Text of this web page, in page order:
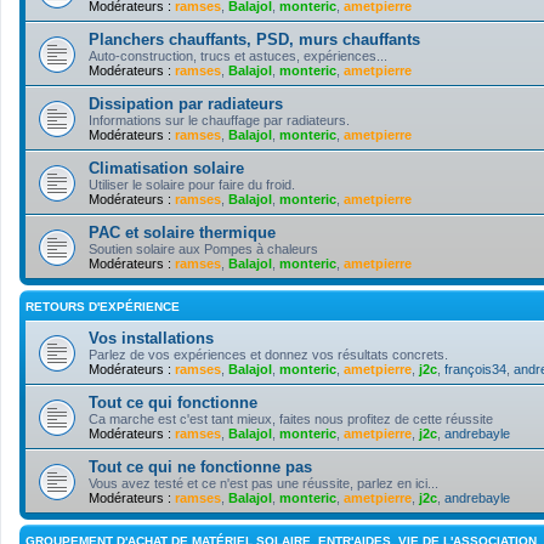
Modérateurs : ramses Balajol monteric ametpierre
Planchers chauffants, PSD, murs chauffants
Auto-construction, trucs et astuces, expériences...
Modérateurs : ramses Balajol monteric ametpierre
Dissipation par radiateurs
Informations sur le chauffage par radiateurs.
Modérateurs : ramses Balajol monteric ametpierre
Climatisation solaire
Utiliser le solaire pour faire du froid.
Modérateurs : ramses Balajol monteric ametpierre
PAC et solaire thermique
Soutien solaire aux Pompes à chaleurs
Modérateurs : ramses Balajol monteric ametpierre
RETOURS D'EXPÉRIENCE
Vos installations
Parlez de vos expériences et donnez vos résultats concrets.
Modérateurs : ramses Balajol monteric ametpierre j2c françois34
Tout ce qui fonctionne
Ca marche est c'est tant mieux, faites nous profitez de cette réussite
Modérateurs : ramses Balajol monteric ametpierre j2c andrebayle
Tout ce qui ne fonctionne pas
Vous avez testé et ce n'est pas une réussite, parlez en ici...
Modérateurs : ramses Balajol monteric ametpierre j2c andrebayle
GROUPEMENT D'ACHAT DE MATÉRIEL SOLAIRE, ENTR'AIDES, VIE DE L'ASSOCIATION,